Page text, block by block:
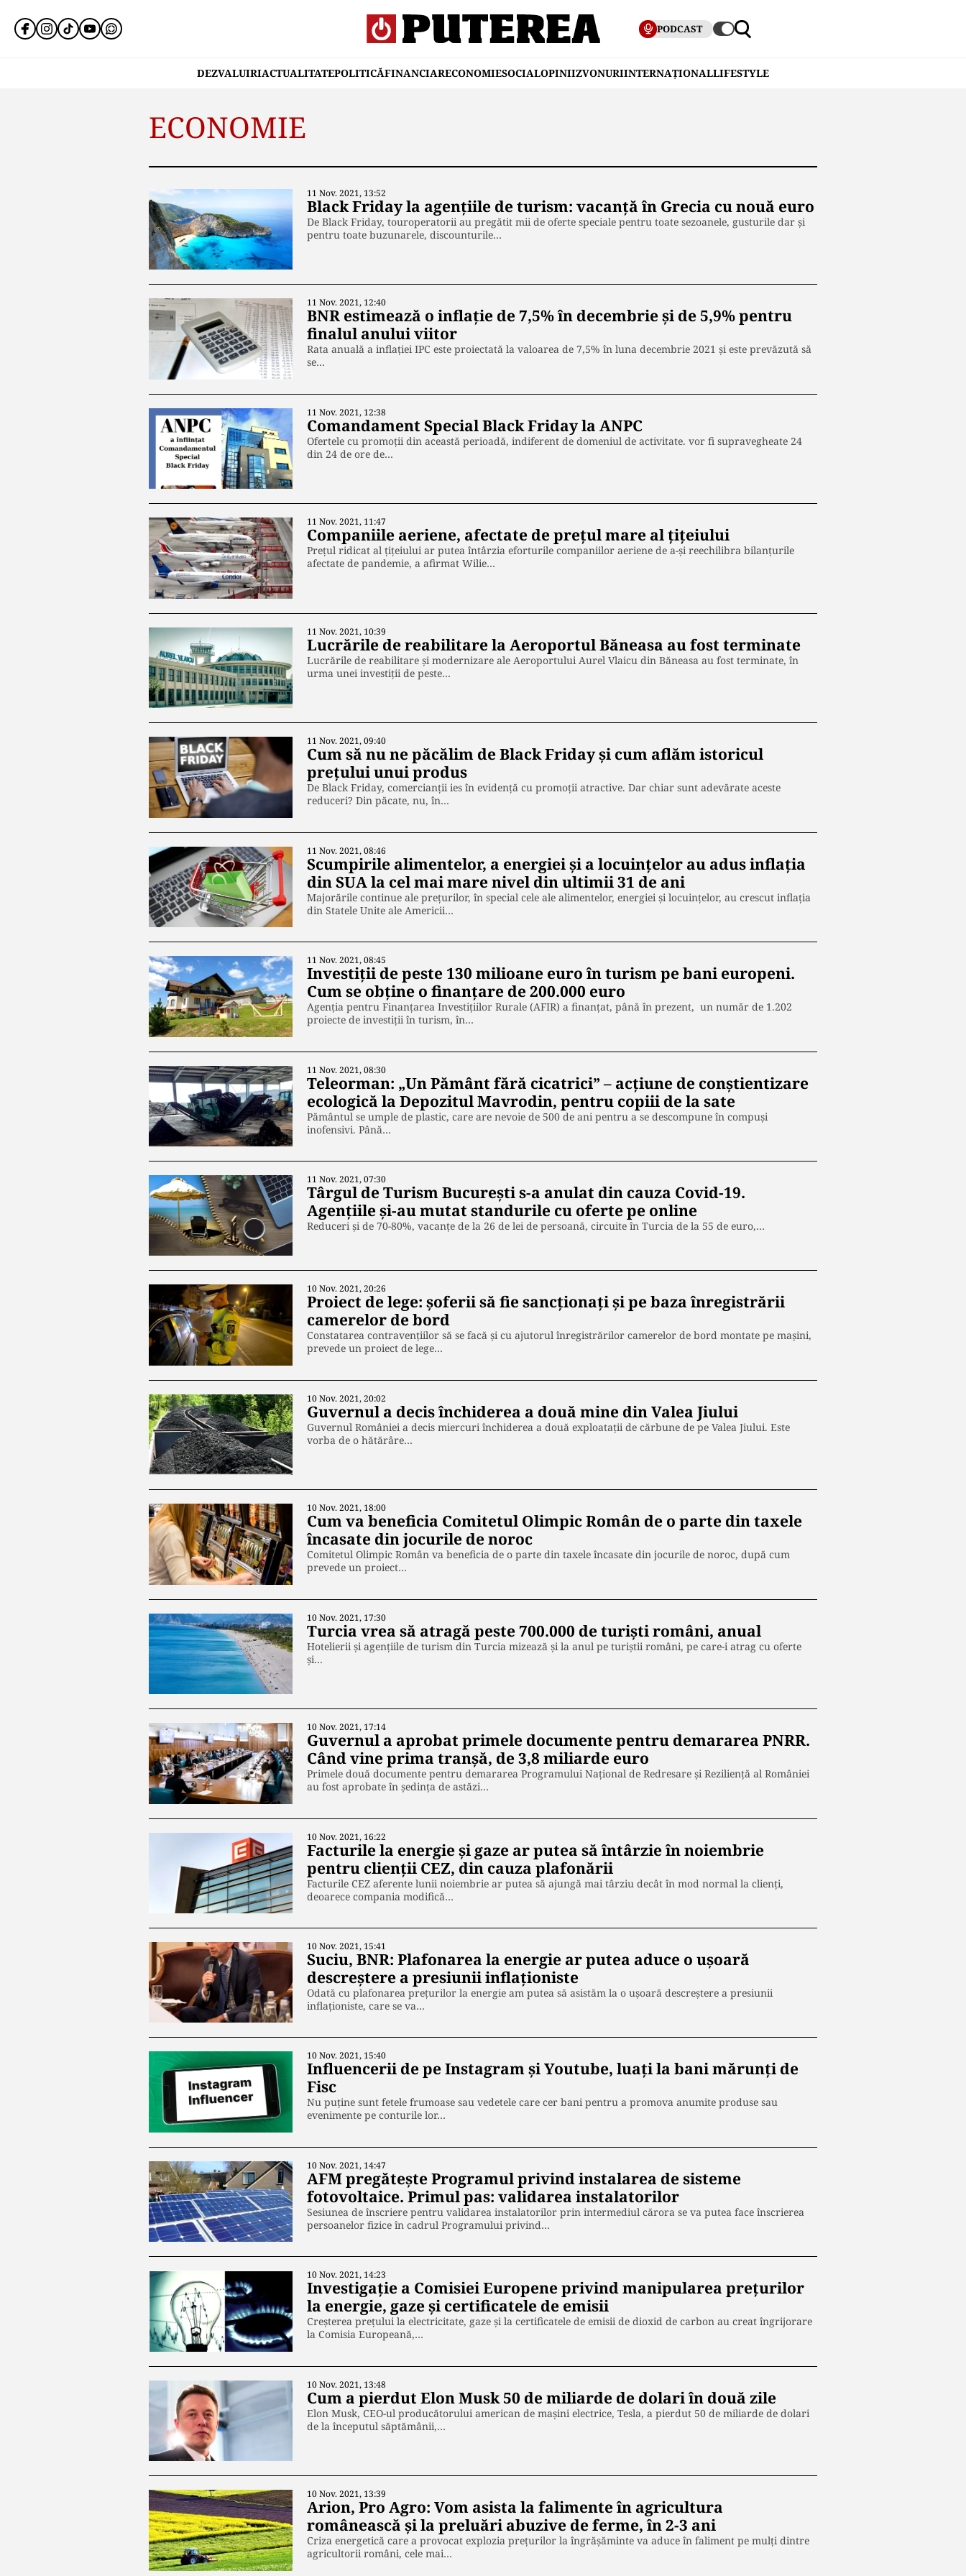
PODCAST
DEZVALUIRIACTUALITATEPOLITICĂFINANCIARECONOMIESOCIALOPINIIZVONURIINTERNAȚIONALLIFESTYLE
ECONOMIE
11 Nov. 2021, 13:52
Black Friday la agențiile de turism: vacanță în Grecia cu nouă euro
De Black Friday, touroperatorii au pregătit mii de oferte speciale pentru toate sezoanele, gusturile dar şi
pentru toate buzunarele, discounturile…
11 Nov. 2021, 12:40
BNR estimează o inflație de 7,5% în decembrie și de 5,9% pentru
finalul anului viitor
Rata anuală a inflaţiei IPC este proiectată la valoarea de 7,5% în luna decembrie 2021 şi este prevăzută să
se…
11 Nov. 2021, 12:38
Comandament Special Black Friday la ANPC
Ofertele cu promoţii din această perioadă, indiferent de domeniul de activitate. vor fi supravegheate 24
din 24 de ore de…
11 Nov. 2021, 11:47
Companiile aeriene, afectate de prețul mare al țițeiului
Preţul ridicat al ţiţeiului ar putea întârzia eforturile companiilor aeriene de a-şi reechilibra bilanţurile
afectate de pandemie, a afirmat Wilie…
11 Nov. 2021, 10:39
Lucrările de reabilitare la Aeroportul Băneasa au fost terminate
Lucrările de reabilitare și modernizare ale Aeroportului Aurel Vlaicu din Băneasa au fost terminate, în
urma unei investiții de peste…
11 Nov. 2021, 09:40
Cum să nu ne păcălim de Black Friday și cum aflăm istoricul
prețului unui produs
De Black Friday, comercianții ies în evidență cu promoții atractive. Dar chiar sunt adevărate aceste
reduceri? Din păcate, nu, în…
11 Nov. 2021, 08:46
Scumpirile alimentelor, a energiei și a locuințelor au adus inflația
din SUA la cel mai mare nivel din ultimii 31 de ani
Majorările continue ale prețurilor, în special cele ale alimentelor, energiei și locuințelor, au crescut inflația
din Statele Unite ale Americii…
11 Nov. 2021, 08:45
Investiții de peste 130 milioane euro în turism pe bani europeni.
Cum se obține o finanțare de 200.000 euro
Agenția pentru Finanțarea Investițiilor Rurale (AFIR) a finanțat, până în prezent, un număr de 1.202
proiecte de investiții în turism, în…
11 Nov. 2021, 08:30
Teleorman: „Un Pământ fără cicatrici” – acțiune de conștientizare
ecologică la Depozitul Mavrodin, pentru copiii de la sate
Pământul se umple de plastic, care are nevoie de 500 de ani pentru a se descompune în compuși
inofensivi. Până…
11 Nov. 2021, 07:30
Târgul de Turism București s-a anulat din cauza Covid-19.
Agențiile și-au mutat standurile cu oferte pe online
Reduceri și de 70-80%, vacanțe de la 26 de lei de persoană, circuite în Turcia de la 55 de euro,…
10 Nov. 2021, 20:26
Proiect de lege: șoferii să fie sancționați și pe baza înregistrării
camerelor de bord
Constatarea contravențiilor să se facă și cu ajutorul înregistrărilor camerelor de bord montate pe mașini,
prevede un proiect de lege…
10 Nov. 2021, 20:02
Guvernul a decis închiderea a două mine din Valea Jiului
Guvernul României a decis miercuri închiderea a două exploatații de cărbune de pe Valea Jiului. Este
vorba de o hătărâre…
10 Nov. 2021, 18:00
Cum va beneficia Comitetul Olimpic Român de o parte din taxele
încasate din jocurile de noroc
Comitetul Olimpic Român va beneficia de o parte din taxele încasate din jocurile de noroc, după cum
prevede un proiect…
10 Nov. 2021, 17:30
Turcia vrea să atragă peste 700.000 de turiști români, anual
Hotelierii și agențiile de turism din Turcia mizează și la anul pe turiștii români, pe care-i atrag cu oferte
și…
10 Nov. 2021, 17:14
Guvernul a aprobat primele documente pentru demararea PNRR.
Când vine prima tranșă, de 3,8 miliarde euro
Primele două documente pentru demararea Programului Național de Redresare și Reziliență al României
au fost aprobate în ședința de astăzi…
10 Nov. 2021, 16:22
Facturile la energie și gaze ar putea să întârzie în noiembrie
pentru clienții CEZ, din cauza plafonării
Facturile CEZ aferente lunii noiembrie ar putea să ajungă mai târziu decât în mod normal la clienți,
deoarece compania modifică…
10 Nov. 2021, 15:41
Suciu, BNR: Plafonarea la energie ar putea aduce o uşoară
descreştere a presiunii inflaţioniste
Odată cu plafonarea preţurilor la energie am putea să asistăm la o uşoară descreştere a presiunii
inflaţioniste, care se va…
10 Nov. 2021, 15:40
Influencerii de pe Instagram și Youtube, luați la bani mărunți de
Fisc
Nu puține sunt fetele frumoase sau vedetele care cer bani pentru a promova anumite produse sau
evenimente pe conturile lor…
10 Nov. 2021, 14:47
AFM pregătește Programul privind instalarea de sisteme
fotovoltaice. Primul pas: validarea instalatorilor
Sesiunea de înscriere pentru validarea instalatorilor prin intermediul cărora se va putea face înscrierea
persoanelor fizice în cadrul Programului privind…
10 Nov. 2021, 14:23
Investigație a Comisiei Europene privind manipularea prețurilor
la energie, gaze și certificatele de emisii
Creşterea preţului la electricitate, gaze şi la certificatele de emisii de dioxid de carbon au creat îngrijorare
la Comisia Europeană,…
10 Nov. 2021, 13:48
Cum a pierdut Elon Musk 50 de miliarde de dolari în două zile
Elon Musk, CEO-ul producătorului american de mașini electrice, Tesla, a pierdut 50 de miliarde de dolari
de la începutul săptămânii,…
10 Nov. 2021, 13:39
Arion, Pro Agro: Vom asista la falimente în agricultura
românească şi la preluări abuzive de ferme, în 2-3 ani
Criza energetică care a provocat explozia preţurilor la îngrăşăminte va aduce în faliment pe mulți dintre
agricultorii români, cele mai…